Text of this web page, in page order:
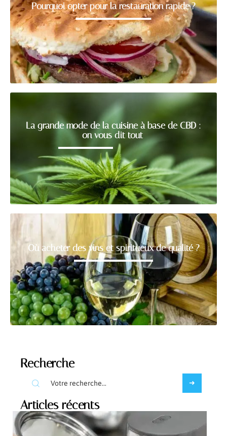
Pourquoi opter pour la restauration rapide ?
La grande mode de la cuisine à base de CBD :
on vous dit tout
Où acheter des vins et spiritueux de qualité ?
Recherche
Articles récents